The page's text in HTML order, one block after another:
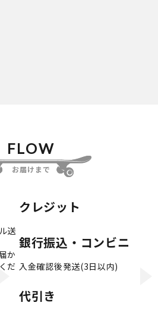
FLOW
お届けまで
送
か
だ
クレジット
銀行振込・コンビニ
入金確認後発送(3日以内)
代引き